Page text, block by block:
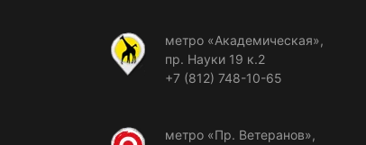
метро «Академическая»,
пр. Науки 19 к.2
+7 (812) 748-10-65
метро «Пр. Ветеранов»,